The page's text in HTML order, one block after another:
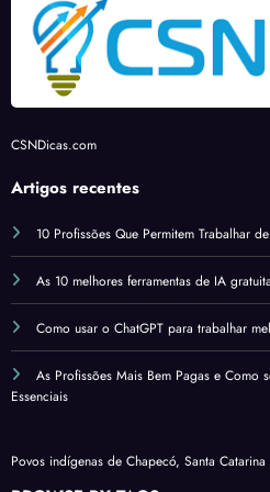
CSNDicas.com
Artigos recentes
10 Profissões Que Permitem Trabalhar
As 10 melhores ferramentas de IA
Como usar o ChatGPT para trabalhar
As Profissões Mais Bem Pagas e Como
Essenciais
Povos indígenas de Chapecó, Santa Catarina